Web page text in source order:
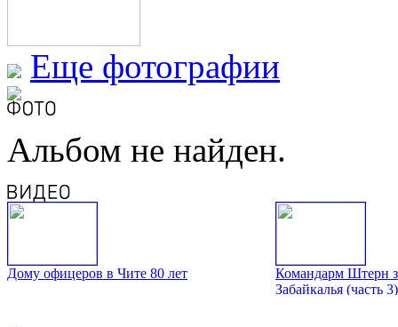
Еще фотографии
Альбом не найден.
Дому офицеров в Чите 80 лет
Командарм Штерн
Забайкалья (часть 3)